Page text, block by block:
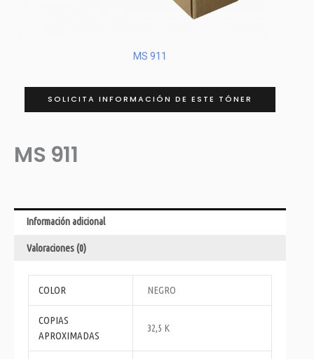
MS 911
SOLICITA INFORMACIÓN DE ESTE TÓNER
MS 911
Información adicional
Valoraciones (0)
COLOR NEGRO
COPIAS
APROXIMADAS
32,5 K